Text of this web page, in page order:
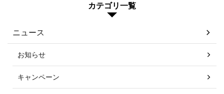
カテゴリ一覧
ニュース
お知らせ
キャンペーン